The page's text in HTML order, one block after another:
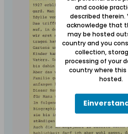
and cookie
described therein.
acknowledge that
may be hosted
country and you
collection,
processing of your
country where this
hosted.